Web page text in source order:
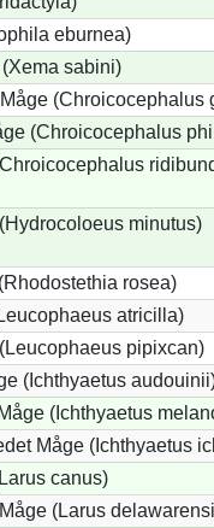
eburnea)
sabini)
(Chroicocephalus
(Chroicocephalus
minutus)
rosea)
atricilla)
pipixcan)
(Ichthyaetus
(Ichthyaetus
Måge (Ichthyaetus
canus)
(Larus